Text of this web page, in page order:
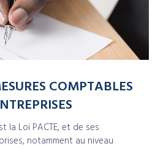
COMPTABLES
la Loi PACTE, et de ses
notamment au niveau